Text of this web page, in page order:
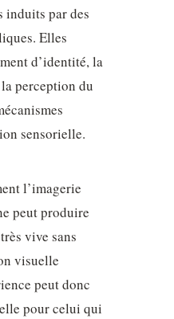
induits par des
Elles
d’identité, la
perception du
sensorielle.
l’imagerie
peut produire
vive sans
visuelle
peut donc
pour celui qui